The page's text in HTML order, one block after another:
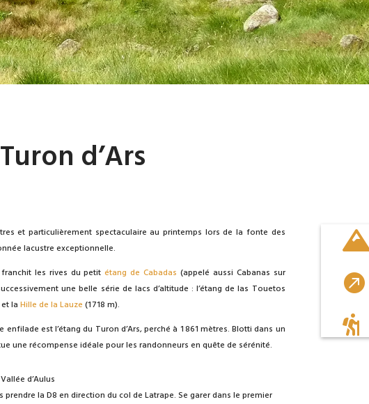
d’Ars
et particulièrement spectaculaire au printemps lors de la fonte des
lacustre exceptionnelle.
franchit les rives du petitétang de Cabadas (appelé aussi Cabanas sur
une belle série de lacs d’altitude : l’étang de las Touetos
et la Hille de la Lauze (1 718 m).
est l’étang du Turon d’Ars, perché à 1 861 mètres. Blotti dans un
une récompense idéale pour les randonneurs en quête de sérénité.
d’Aulus
prendre la D8 en direction du col de Latrape. Se garer dans le premier


